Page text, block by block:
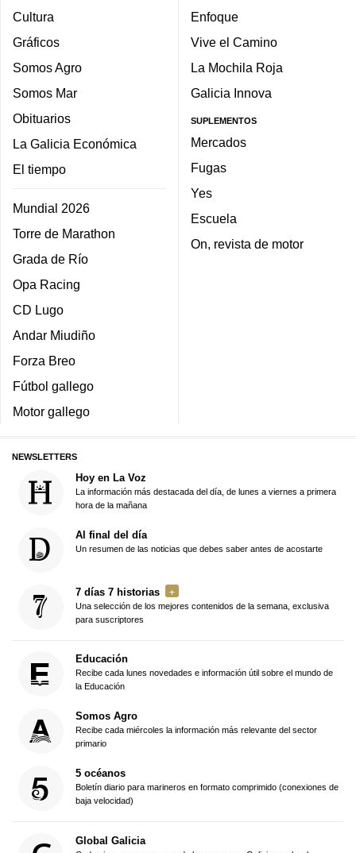
Cultura
Gráficos
Somos Agro
Somos Mar
Obituarios
La Galicia Económica
El tiempo
Mundial 2026
Torre de Marathon
Grada de Río
Opa Racing
CD Lugo
Andar Miudiño
Forza Breo
Fútbol gallego
Motor gallego
Enfoque
Vive el Camino
La Mochila Roja
Galicia Innova
SUPLEMENTOS
Mercados
Fugas
Yes
Escuela
On, revista de motor
NEWSLETTERS
Hoy en La Voz
La información más destacada del día, de lunes a viernes a primera
hora de la mañana
Al final del día
Un resumen de las noticias que debes saber antes de acostarte
7 días 7 historias
Una selección de los mejores contenidos de la semana, exclusiva
para suscriptores
Educación
Recibe cada lunes novedades e información útil sobre el mundo de
la Educación
Somos Agro
Recibe cada miércoles la información más relevante del sector
primario
5 océanos
Boletín diario para marineros en formato comprimido (conexiones de
baja velocidad)
Global Galicia